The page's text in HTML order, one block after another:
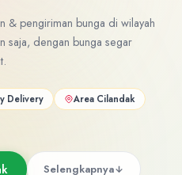
& pengiriman bunga di wilayah
saja, dengan bunga segar
Delivery
Area Cilandak
Selengkapnya